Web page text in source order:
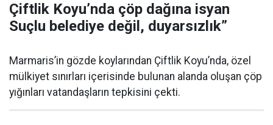
Çiftlik Koyu’nda çöp dağına isyan
Suçlu belediye değil, duyarsızlık”
Marmaris’in gözde koylarından Çiftlik Koyu’nda, özel
mülkiyet sınırları içerisinde bulunan alanda oluşan çöp
yığınları vatandaşların tepkisini çekti.